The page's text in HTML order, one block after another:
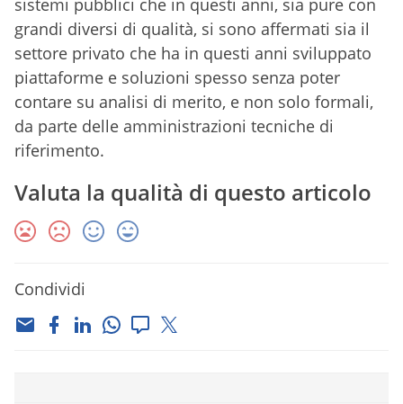
grandi diversi di qualità, si sono affermati sia il
settore privato che ha in questi anni sviluppato
piattaforme e soluzioni spesso senza poter
contare su analisi di merito, e non solo formali,
da parte delle amministrazioni tecniche di
riferimento.
Valuta la qualità di questo articolo
Condividi